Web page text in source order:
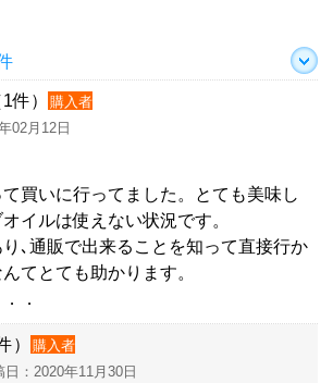
件）
購入者
02月12日
買いに行ってました。とても美味し
イルは使えない状況です。
､通販で出来ることを知って直接行か
てとても助かります。
．
）
購入者
：2020年11月30日